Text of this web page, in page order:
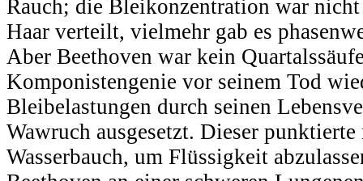
Rauch; die Bleikonzentration war
Haar verteilt, vielmehr gab es
Aber Beethoven war kein
Komponistengenie vor seinem Tod
Bleibelastungen durch seinen
Wawruch ausgesetzt. Dieser
Wasserbauch, um Flüssigkeit